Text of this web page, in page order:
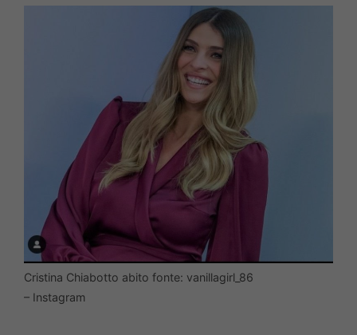
Cristina Chiabotto abito fonte: vanillagirl_86
– Instagram